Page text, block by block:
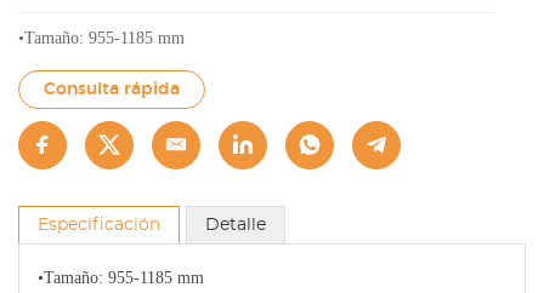
•Tamaño: 955-1185 mm
Consulta rápida
Especificación Detalle
•Tamaño: 955-1185 mm